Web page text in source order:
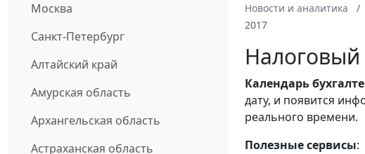
Москва
Санкт-Петербург
Алтайский край
Амурская область
Архангельская область
Астраханская область
Новости и аналитика
2017
Налоговый
Календарь
дату, и появится
реального времени.
Полезные сервисы: